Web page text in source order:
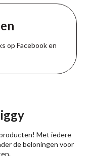
op Facebooken
Met iedere
de beloningen voor